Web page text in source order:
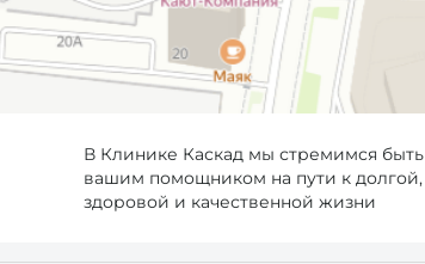
В Клинике Каскад мы стремимся быть
вашим помощником на пути к долгой,
здоровой и качественной жизни